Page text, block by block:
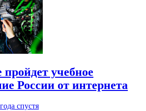
пройдет учебное
России от интернета
спустя